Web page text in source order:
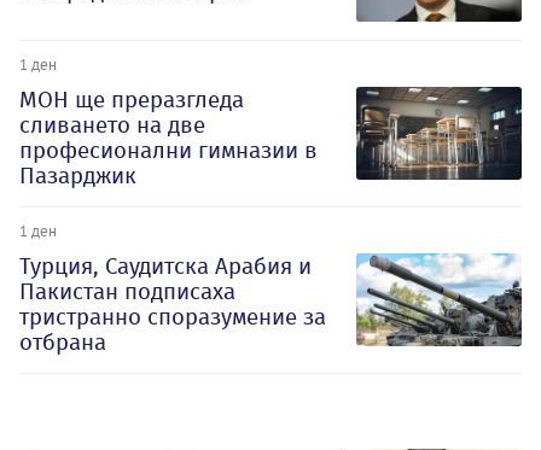
1 ден
МОН ще преразгледа
сливането на две
професионални гимназии в
Пазарджик
1 ден
Турция, Саудитска Арабия и
Пакистан подписаха
тристранно споразумение за
отбрана